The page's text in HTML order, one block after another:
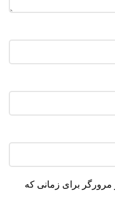
مرورگر برای زمانی که